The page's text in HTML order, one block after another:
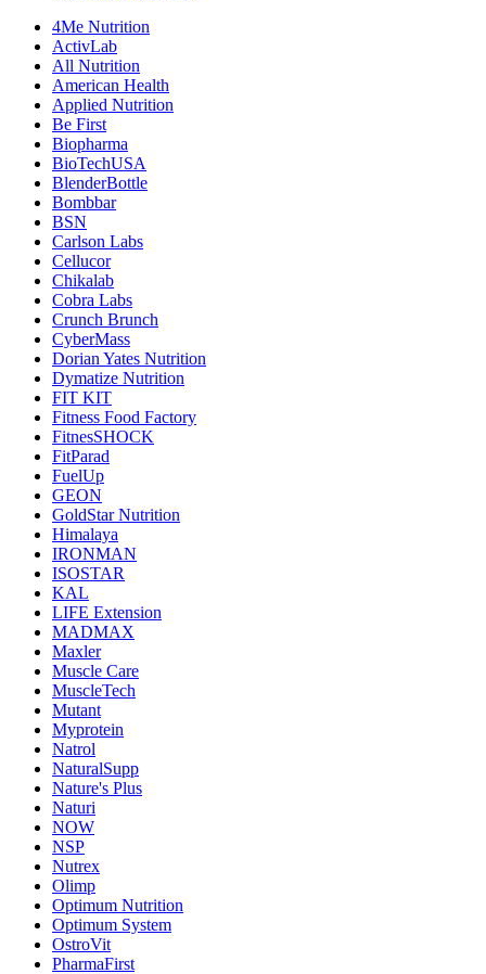
4Me Nutrition
ActivLab
All Nutrition
American Health
Applied Nutrition
Be First
Biopharma
BioTechUSA
BlenderBottle
Bombbar
BSN
Carlson Labs
Cellucor
Chikalab
Cobra Labs
Crunch Brunch
CyberMass
Dorian Yates Nutrition
Dymatize Nutrition
FIT KIT
Fitness Food Factory
FitnesSHOCK
FitParad
FuelUp
GEON
GoldStar Nutrition
Himalaya
IRONMAN
ISOSTAR
KAL
LIFE Extension
MADMAX
Maxler
Muscle Care
MuscleTech
Mutant
Myprotein
Natrol
NaturalSupp
Nature's Plus
Naturi
NOW
NSP
Nutrex
Olimp
Optimum Nutrition
Optimum System
OstroVit
PharmaFirst